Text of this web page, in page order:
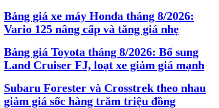
Bảng giá xe máy Honda tháng 8/2026:
Vario 125 nâng cấp và tăng giá nhẹ
Bảng giá Toyota tháng 8/2026: Bổ sung
Land Cruiser FJ, loạt xe giảm giá mạnh
Subaru Forester và Crosstrek theo nhau
giảm giá sốc hàng trăm triệu đồng